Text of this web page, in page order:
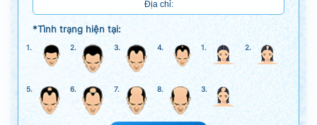
*Tình trạng hiện tại:
1. 2. 3. 4. 1. 2.
5. 6. 7. 8. 3.